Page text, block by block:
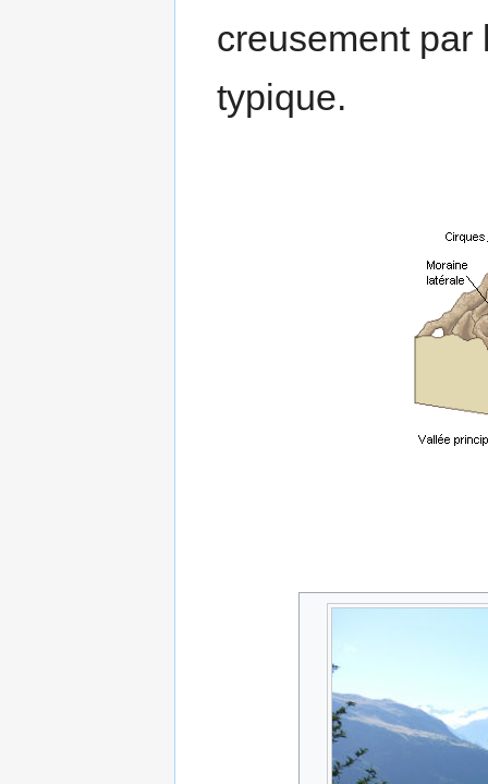
creusement
typique.